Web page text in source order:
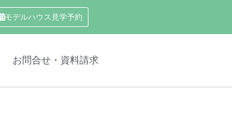
モデルハウス見学予約
お問合せ・資料請求